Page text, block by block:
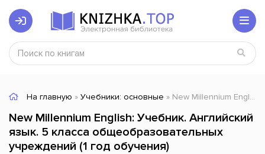
На главную » Учебники: основные » New Millennium English: Учебник. Английский язык. 5 класса общеобразовательных учреждений (1 год обучения)
New Millennium English: Учебник. Английский
язык. 5 класса общеобразовательных
учреждений (1 год обучения)